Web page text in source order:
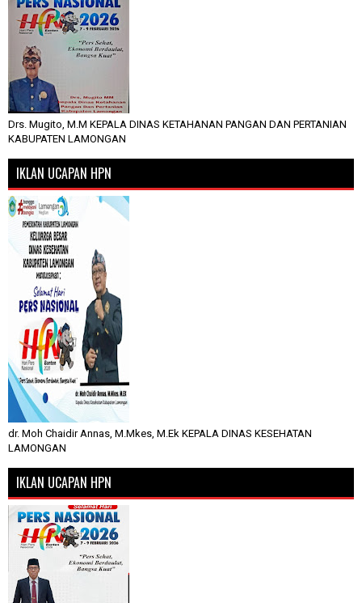
Drs. Mugito, M.M KEPALA DINAS KETAHANAN PANGAN DAN PERTANIAN
KABUPATEN LAMONGAN
IKLAN UCAPAN HPN
dr. Moh Chaidir Annas, M.Mkes, M.Ek KEPALA DINAS KESEHATAN
LAMONGAN
IKLAN UCAPAN HPN